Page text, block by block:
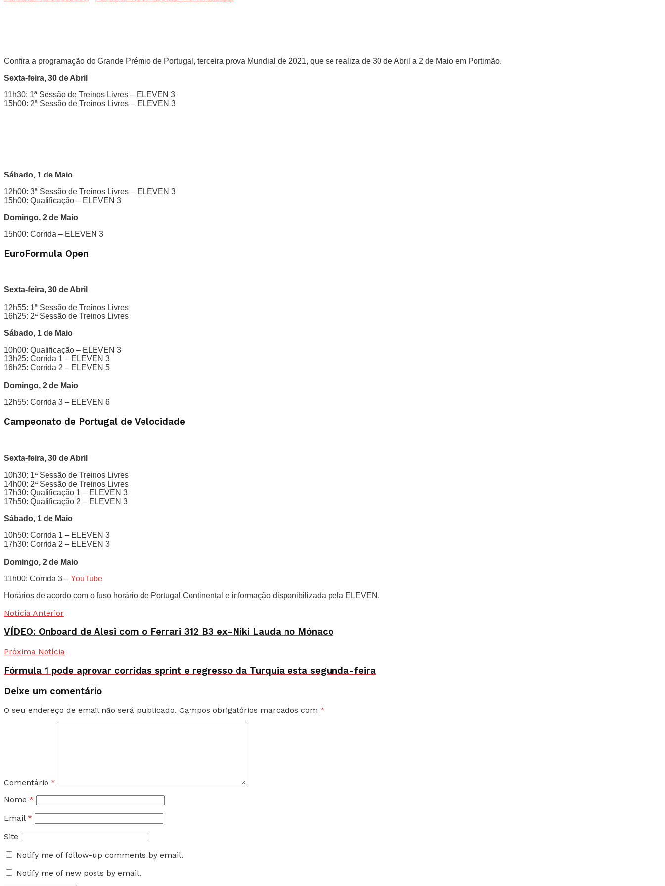
Confira a programação do Grande Prémio de Portugal, terceira prova Mundial de 2021, que se realiza de 30 de Abril a 2 de Maio em Portimão.
Sexta-feira, 30 de Abril
11h30: 1ª Sessão de Treinos Livres – ELEVEN 3
15h00: 2ª Sessão de Treinos Livres – ELEVEN 3
Sábado, 1 de Maio
12h00: 3ª Sessão de Treinos Livres – ELEVEN 3
15h00: Qualificação – ELEVEN 3
Domingo, 2 de Maio
15h00: Corrida – ELEVEN 3
EuroFormula Open
Sexta-feira, 30 de Abril
12h55: 1ª Sessão de Treinos Livres
16h25: 2ª Sessão de Treinos Livres
Sábado, 1 de Maio
10h00: Qualificação – ELEVEN 3
13h25: Corrida 1 – ELEVEN 3
16h25: Corrida 2 – ELEVEN 5
Domingo, 2 de Maio
12h55: Corrida 3 – ELEVEN 6
Campeonato de Portugal de Velocidade
Sexta-feira, 30 de Abril
10h30: 1ª Sessão de Treinos Livres
14h00: 2ª Sessão de Treinos Livres
17h30: Qualificação 1 – ELEVEN 3
17h50: Qualificação 2 – ELEVEN 3
Sábado, 1 de Maio
10h50: Corrida 1 – ELEVEN 3
17h30: Corrida 2 – ELEVEN 3
Domingo, 2 de Maio
11h00: Corrida 3 – YouTube
Horários de acordo com o fuso horário de Portugal Continental e informação disponibilizada pela ELEVEN.
Notícia Anterior
VÍDEO: Onboard de Alesi com o Ferrari 312 B3 ex-Niki Lauda no Mónaco
Próxima Notícia
Fórmula 1 pode aprovar corridas sprint e regresso da Turquia esta segunda-feira
Deixe um comentário
O seu endereço de email não será publicado. Campos obrigatórios marcados com *
Comentário *
Nome *
Email *
Site
Notify me of follow-up comments by email.
Notify me of new posts by email.